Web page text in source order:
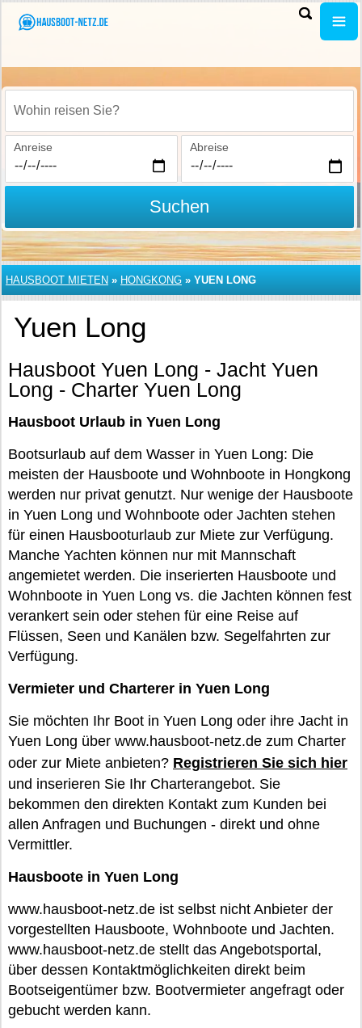
Wohin reisen Sie?
Anreise Abreise
Suchen
HAUSBOOT MIETEN » HONGKONG » YUEN LONG
Yuen Long
Hausboot Yuen Long - Jacht Yuen
Long - Charter Yuen Long
Hausboot Urlaub in Yuen Long
Bootsurlaub auf dem Wasser in Yuen Long: Die
meisten der Hausboote und Wohnboote in Hongkong
werden nur privat genutzt. Nur wenige der Hausboote
in Yuen Long und Wohnboote oder Jachten stehen
für einen Hausbooturlaub zur Miete zur Verfügung.
Manche Yachten können nur mit Mannschaft
angemietet werden. Die inserierten Hausboote und
Wohnboote in Yuen Long vs. die Jachten können fest
verankert sein oder stehen für eine Reise auf
Flüssen, Seen und Kanälen bzw. Segelfahrten zur
Verfügung.
Vermieter und Charterer in Yuen Long
Sie möchten Ihr Boot in Yuen Long oder ihre Jacht in
Yuen Long über www.hausboot-netz.de zum Charter
oder zur Miete anbieten? Registrieren Sie sich hier
und inserieren Sie Ihr Charterangebot. Sie
bekommen den direkten Kontakt zum Kunden bei
allen Anfragen und Buchungen - direkt und ohne
Vermittler.
Hausboote in Yuen Long
www.hausboot-netz.de ist selbst nicht Anbieter der
vorgestellten Hausboote, Wohnboote und Jachten.
www.hausboot-netz.de stellt das Angebotsportal,
über dessen Kontaktmöglichkeiten direkt beim
Bootseigentümer bzw. Bootvermieter angefragt oder
gebucht werden kann.